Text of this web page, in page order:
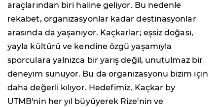
araçlarından biri haline geliyor. Bu nedenle
rekabet, organizasyonlar kadar destinasyonlar
arasında da yaşanıyor. Kaçkarlar; eşsiz doğası,
yayla kültürü ve kendine özgü yaşamıyla
sporculara yalnızca bir yarış değil, unutulmaz bir
deneyim sunuyor. Bu da organizasyonu bizim için
daha değerli kılıyor. Hedefimiz, Kaçkar by
UTMB'nin her yıl büyüyerek Rize'nin ve